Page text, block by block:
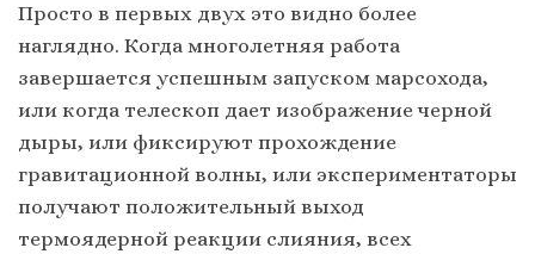
Просто в первых двух это видно более
наглядно. Когда многолетняя работа
завершается успешным запуском марсохода,
или когда телескоп дает изображение черной
дыры, или фиксируют прохождение
гравитационной волны, или экспериментаторы
получают положительный выход
термоядерной реакции слияния, всех